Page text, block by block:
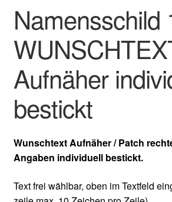
Namensschild
Aufnäher
bestickt
Wunschtext Aufnäher / Patch
Angaben individuell bestickt.
Text frei wählbar, oben im Textfeld